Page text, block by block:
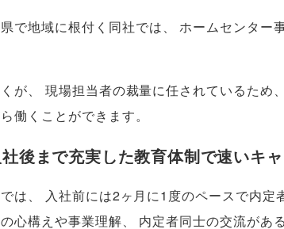
で地域に根付く同社では、
ホームセンター
が、 現場担当者の裁量に任されているため、
働くことができます。
後まで充実した教育体制で速いキ
は、 入社前には2ヶ月に1度のペースで内定
心構えや事業理解、 内定者同士の交流があ